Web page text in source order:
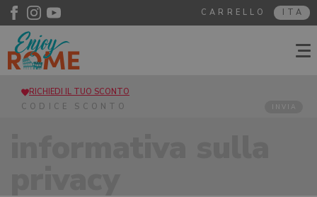
ITA
CARRELLO
RICHIEDI IL TUO SCONTO
INVIA